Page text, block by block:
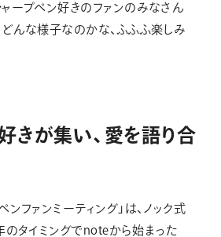
ャープペン好きのファンのみなさん
んな様子なのかな、ふふふ楽しみ
きが集い、 愛を語り合
ンファンミーティング」は、ノック式
のタイミングでnoteから始まった